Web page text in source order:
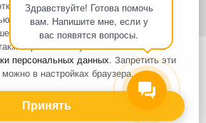
Здравствуйте! Готова помочь
вам. Напишите мне, если у
вас появятся вопросы.
информационный характер и не является
определяется положениями статьи 437
РФ. Информация о характеристиках и
на сайте, условия доставки может
порядке. Информация по ценам,
к моменту оформления заказа.
cookie-файлов и пользовательских
Яндекс.Метрика, необходимых для
качества работы сайта и сервиса
принимаете условияПолитики в
персональных данных. Запретить эти
в настройках браузера.
Принять